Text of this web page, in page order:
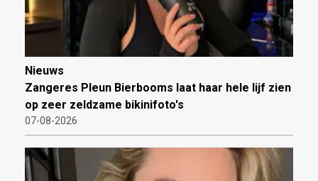
Nieuws
Zangeres Pleun Bierbooms laat haar hele lijf zien
op zeer zeldzame bikinifoto's
07-08-2026